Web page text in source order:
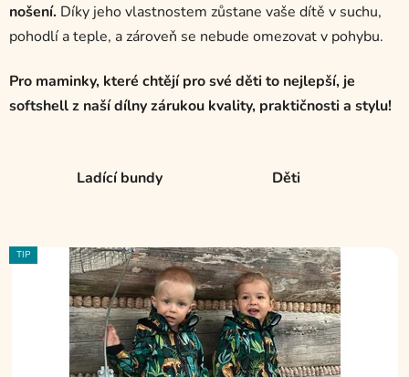
nošení. Díky jeho vlastnostem zůstane vaše dítě v suchu,
pohodlí a teple, a zároveň se nebude omezovat v pohybu.
Pro maminky, které chtějí pro své děti to nejlepší, je
softshell z naší dílny zárukou kvality, praktičnosti a stylu!
Ladící bundy Děti
V
ý
TIP